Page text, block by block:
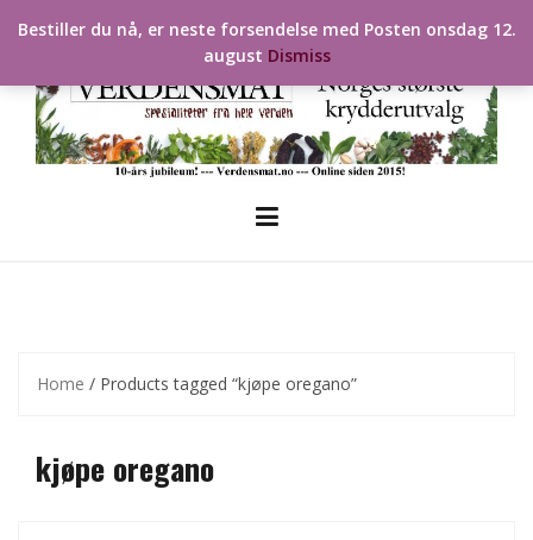
Home / Products tagged “kjøpe oregano”
kjøpe oregano
Bestiller du nå, er neste forsendelse med Posten onsdag 12.
august Dismiss